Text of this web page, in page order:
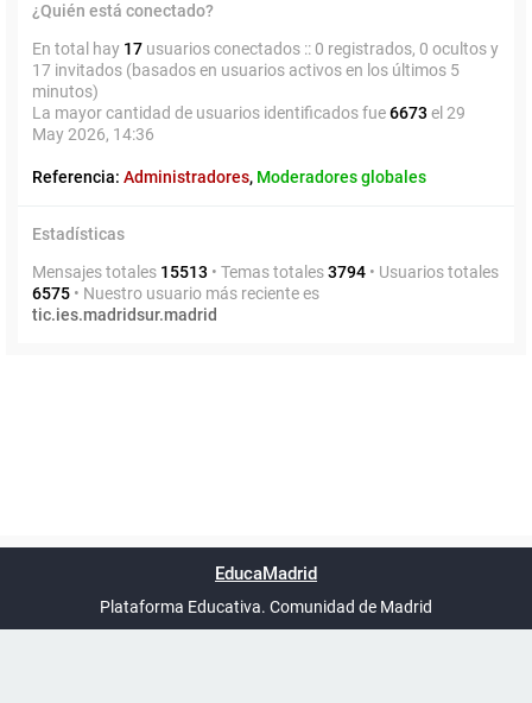
¿Quién está conectado?
En total hay 17 usuarios conectados :: 0 registrados, 0 ocultos y
17 invitados (basados en usuarios activos en los últimos 5
minutos)
La mayor cantidad de usuarios identificados fue6673 el 29
May 2026, 14:36
Referencia: Administradores, Moderadores globales
Estadísticas
Mensajes totales 15513 • Temas totales3794 • Usuarios totales
6575 • Nuestro usuario más reciente es
tic.ies.madridsur.madrid
UTC+02:00
phpBB España
EducaMadrid
Plataforma Educativa. Comunidad de Madrid